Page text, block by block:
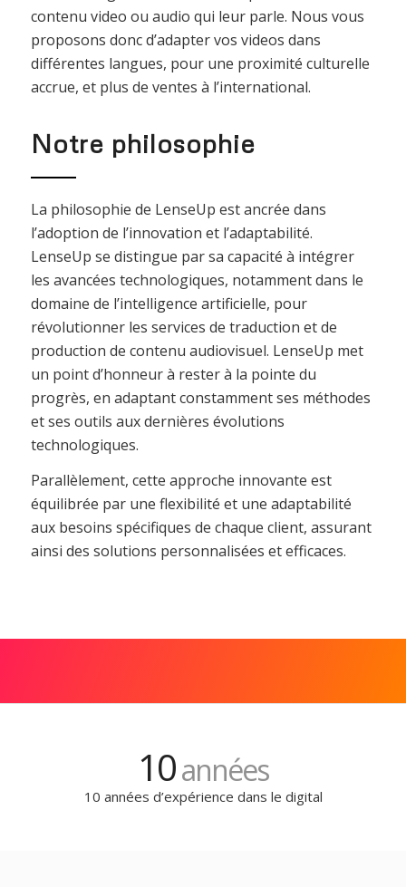
contenu video ou audio qui leur parle. Nous vous
proposons donc d’adapter vos videos dans
différentes langues, pour une proximité culturelle
accrue, et plus de ventes à l’international.
Notre philosophie
La philosophie de LenseUp est ancrée dans
l’adoption de l’innovation et l’adaptabilité.
LenseUp se distingue par sa capacité à intégrer
les avancées technologiques, notamment dans le
domaine de l’intelligence artificielle, pour
révolutionner les services de traduction et de
production de contenu audiovisuel. LenseUp met
un point d’honneur à rester à la pointe du
progrès, en adaptant constamment ses méthodes
et ses outils aux dernières évolutions
technologiques.
Parallèlement, cette approche innovante est
équilibrée par une flexibilité et une adaptabilité
aux besoins spécifiques de chaque client, assurant
ainsi des solutions personnalisées et efficaces.
10années
10 années d’expérience dans le digital